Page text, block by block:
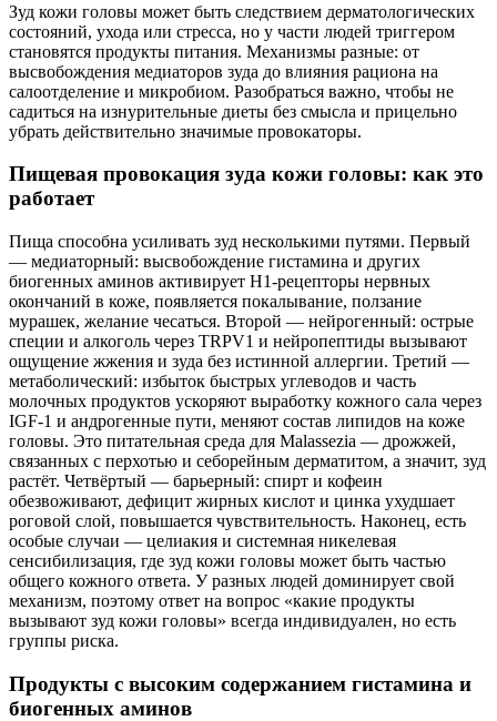
Зуд кожи головы может быть следствием дерматологических
состояний, ухода или стресса, но у части людей триггером
становятся продукты питания. Механизмы разные: от
высвобождения медиаторов зуда до влияния рациона на
салоотделение и микробиом. Разобраться важно, чтобы не
садиться на изнурительные диеты без смысла и прицельно
убрать действительно значимые провокаторы.
Пищевая провокация зуда кожи головы: как это
работает
Пища способна усиливать зуд несколькими путями. Первый
— медиаторный: высвобождение гистамина и других
биогенных аминов активирует H1‑рецепторы нервных
окончаний в коже, появляется покалывание, ползание
мурашек, желание чесаться. Второй — нейрогенный: острые
специи и алкоголь через TRPV1 и нейропептиды вызывают
ощущение жжения и зуда без истинной аллергии. Третий —
метаболический: избыток быстрых углеводов и часть
молочных продуктов ускоряют выработку кожного сала через
IGF‑1 и андрогенные пути, меняют состав липидов на коже
головы. Это питательная среда для Malassezia — дрожжей,
связанных с перхотью и себорейным дерматитом, а значит, зуд
растёт. Четвёртый — барьерный: спирт и кофеин
обезвоживают, дефицит жирных кислот и цинка ухудшает
роговой слой, повышается чувствительность. Наконец, есть
особые случаи — целиакия и системная никелевая
сенсибилизация, где зуд кожи головы может быть частью
общего кожного ответа. У разных людей доминирует свой
механизм, поэтому ответ на вопрос «какие продукты
вызывают зуд кожи головы» всегда индивидуален, но есть
группы риска.
Продукты с высоким содержанием гистамина и
биогенных аминов